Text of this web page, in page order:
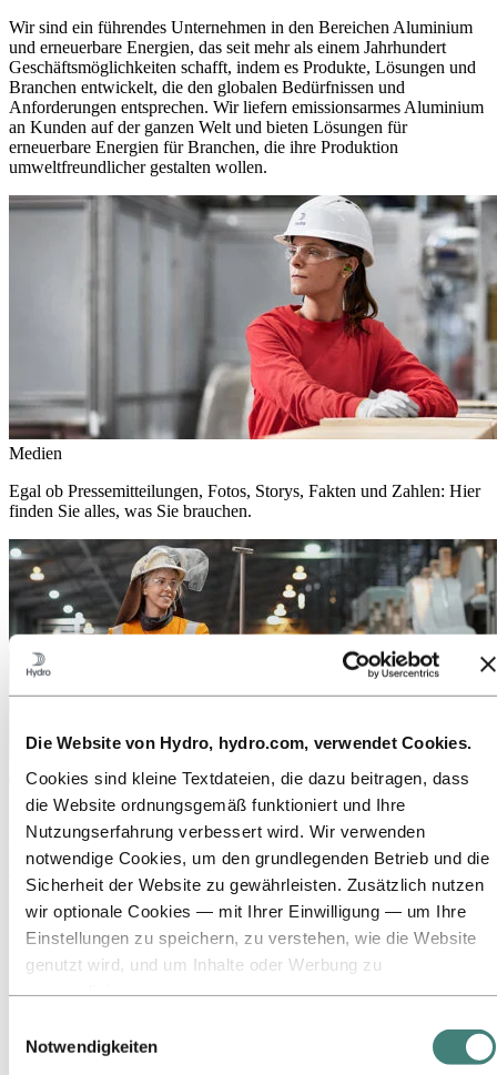
Die Website von Hydro, hydro.com, verwendet Cookies.
Cookies sind kleine Textdateien, die dazu beitragen, dass
die Website ordnungsgemäß funktioniert und Ihre
Nutzungserfahrung verbessert wird. Wir verwenden
notwendige Cookies, um den grundlegenden Betrieb und die
Sicherheit der Website zu gewährleisten. Zusätzlich nutzen
wir optionale Cookies — mit Ihrer Einwilligung — um Ihre
Einstellungen zu speichern, zu verstehen, wie die Website
genutzt wird, und um Inhalte oder Werbung zu
Tools wir für Sicherheits‑, Analyse‑ oder Werbezwecke
verwenden. Diese Drittanbieter können die Informationen,
Notwendigkeiten
Wir sind ein führendes Unternehmen in den Bereichen Aluminium
und erneuerbare Energien, das seit mehr als einem Jahrhundert
Geschäftsmöglichkeiten schafft, indem es Produkte, Lösungen und
Branchen entwickelt, die den globalen Bedürfnissen und
Anforderungen entsprechen. Wir liefern emissionsarmes Aluminium
an Kunden auf der ganzen Welt und bieten Lösungen für
erneuerbare Energien für Branchen, die ihre Produktion
umweltfreundlicher gestalten wollen.
Medien
Egal ob Pressemitteilungen, Fotos, Storys, Fakten und Zahlen: Hier
finden Sie alles, was Sie brauchen.
Über Hydro
Hydro ist ein führendes Unternehmen für Aluminium und
erneuerbare Energien, das Unternehmen und Partnerschaften für
eine nachhaltigere Zukunft aufbaut. Wir beschäftigen
32.000 Mitarbeiter an mehr als 140 Standorten in 40 Ländern.
Zu:Aluminium
Produkte
Branchen, in denen wir tätig sind
Über Aluminium